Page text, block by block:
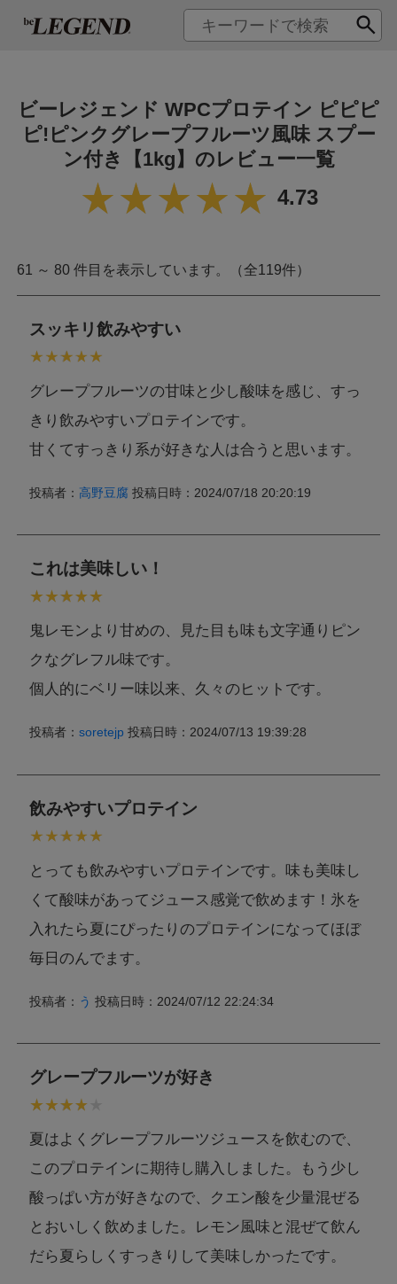
ビーレジェンド WPCプロテイン ピピピ
ピ!ピンクグレープフルーツ風味 スプー
ン付き【1kg】のレビュー一覧
4.73
61 ～ 80 件目を表示しています。（全119件）
スッキリ飲みやすい
グレープフルーツの甘味と少し酸味を感じ、すっ
きり飲みやすいプロテインです。
甘くてすっきり系が好きな人は合うと思います。
投稿者： 高野豆腐 投稿日時：2024/07/18 20:20:19
これは美味しい！
鬼レモンより甘めの、見た目も味も文字通りピン
クなグレフル味です。
個人的にベリー味以来、久々のヒットです。
投稿者：soretejp 投稿日時：2024/07/13 19:39:28
飲みやすいプロテイン
とっても飲みやすいプロテインです。味も美味し
くて酸味があってジュース感覚で飲めます！氷を
入れたら夏にぴったりのプロテインになってほぼ
毎日のんでます。
投稿者： う 投稿日時：2024/07/12 22:24:34
グレープフルーツが好き
夏はよくグレープフルーツジュースを飲むので、
このプロテインに期待し購入しました。もう少し
酸っぱい方が好きなので、クエン酸を少量混ぜる
とおいしく飲めました。レモン風味と混ぜて飲ん
だら夏らしくすっきりして美味しかったです。